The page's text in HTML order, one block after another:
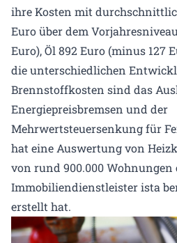
ihre Kosten mit
Euro über dem
Euro), Öl 892 Euro (minus 127
die unterschiedlichen
Brennstoffkosten sind das
Energiepreisbremsen und der
Mehrwertsteuersenkung für
hat eine Auswertung von
von rund 900.000 Wohnungen
Immobiliendienstleister ista
erstellt hat.